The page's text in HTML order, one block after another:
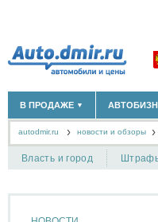
В ПРОДАЖЕ ▼
НОВЫЕ АВТОМОБИЛИ(30122)
АВТОМОБИЛИ С ПРОБЕГОМ
ТАКСИ
autodmir.ru новости и обзоры
Власть и город